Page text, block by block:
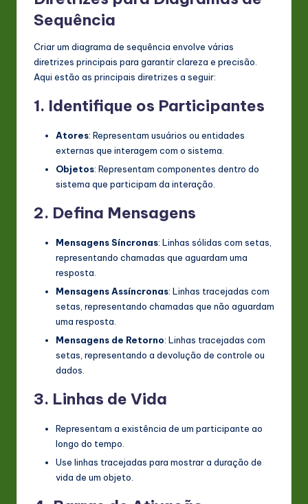
Sequência
Criar um diagrama de sequência envolve várias
diretrizes principais para garantir clareza e precisão.
Aqui estão as principais diretrizes a seguir:
1. Identifique os Participantes
Atores: Representam usuários ou entidades
externas que interagem com o sistema.
Objetos: Representam componentes dentro do
sistema que participam da interação.
2. Defina Mensagens
Mensagens Síncronas: Linhas sólidas com setas,
representando chamadas que aguardam uma
resposta.
Mensagens Assíncronas: Linhas tracejadas com
setas, representando chamadas que não aguardam
uma resposta.
Mensagens de Retorno: Linhas tracejadas com
setas, representando a devolução de controle ou
dados.
3. Linhas de Vida
Representam a existência de um participante ao
longo do tempo.
Use linhas tracejadas para mostrar a duração de
vida de um objeto.